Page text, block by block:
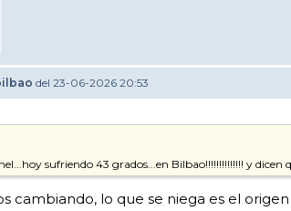
del 23-06-2026 20:53
sufriendo 43 grados...en Bilbao!!!!!!!!!!!!!! y
cambiando, lo que se niega es el